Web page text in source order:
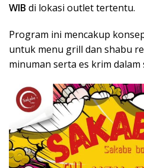
WIB di lokasi outlet tertentu.
Program ini mencakup
untuk menu grill dan shabu
minuman serta es krim dalam